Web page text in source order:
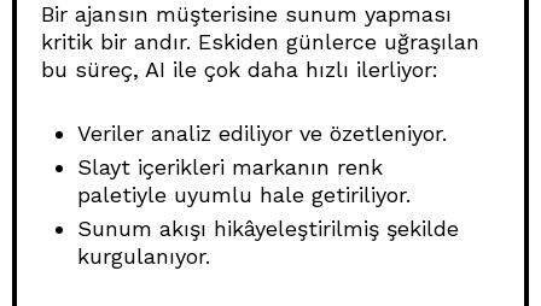
Bir ajansın müşterisine sunum yapması
kritik bir andır. Eskiden günlerce uğraşılan
bu süreç, AI ile çok daha hızlı ilerliyor:
Veriler analiz ediliyor ve özetleniyor.
Slayt içerikleri markanın renk
paletiyle uyumlu hale getiriliyor.
Sunum akışı hikâyeleştirilmiş şekilde
kurgulanıyor.